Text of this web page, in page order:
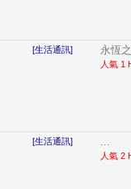
[生活通訊] 永恆
人氣 1
[生活通訊] ...
人氣 2